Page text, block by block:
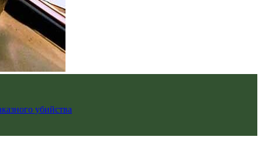
убийства